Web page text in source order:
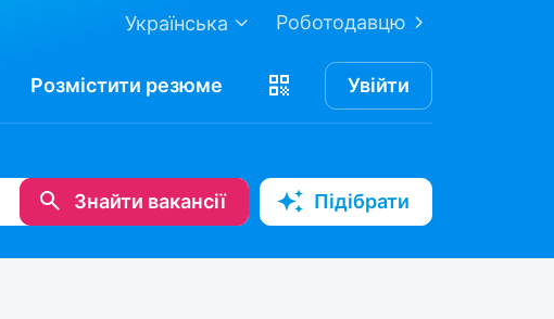
Роботодавцю
Українська
Розмістити резюме Увійти
Знайти вакансії Підібрати